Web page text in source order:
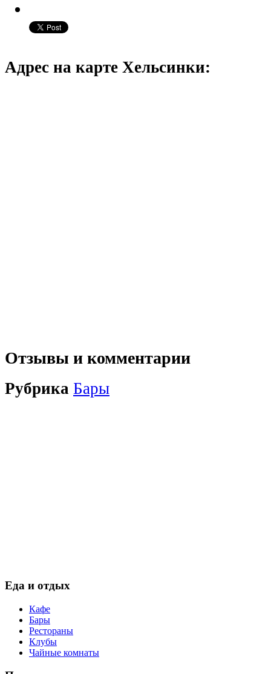
Адрес на карте Хельсинки:
Отзывы и комментарии
Рубрика Бары
Еда и отдых
Кафе
Бары
Рестораны
Клубы
Чайные комнаты